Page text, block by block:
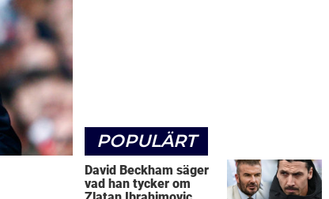
POPULÄRT
David Beckham säger
vad han tycker om